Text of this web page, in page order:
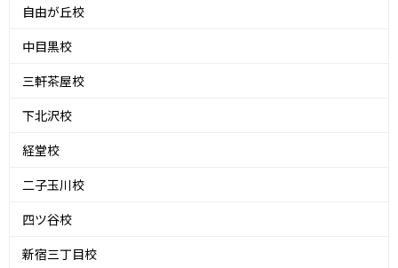
自由が丘校
中目黒校
三軒茶屋校
下北沢校
経堂校
二子玉川校
四ツ谷校
新宿三丁目校